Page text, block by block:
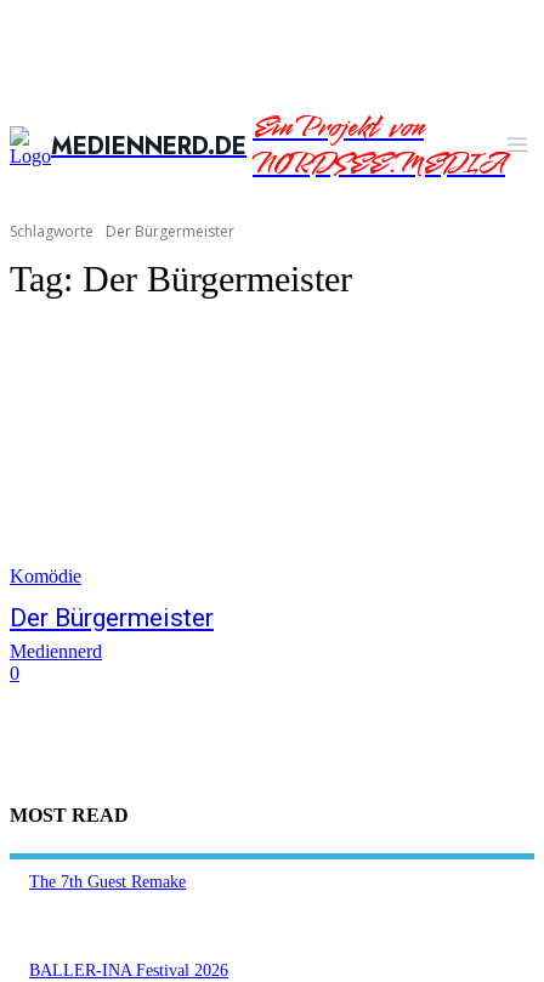
MEDIENNERD.DEEin Projekt von
NORDSEE.MEDIA
Schlagworte Der Bürgermeister
Tag: Der Bürgermeister
Komödie
Der Bürgermeister
Mediennerd
0
MOST READ
The 7th Guest Remake
BALLER-INA Festival 2026